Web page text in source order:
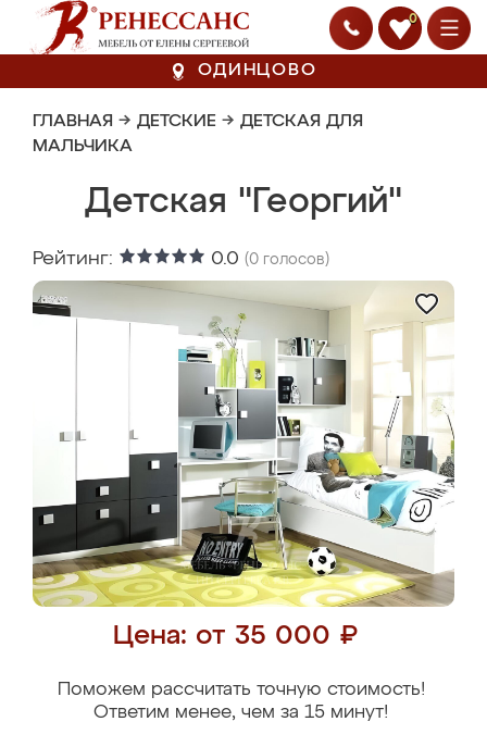
0
ОДИНЦОВО
ГЛАВНАЯ → ДЕТСКИЕ → ДЕТСКАЯ ДЛЯ
МАЛЬЧИКА
Детская "Георгий"
Рейтинг: 0.0 (0 голосов)
Цена: от 35 000 ₽
Поможем рассчитать точную стоимость!
Ответим менее, чем за 15 минут!